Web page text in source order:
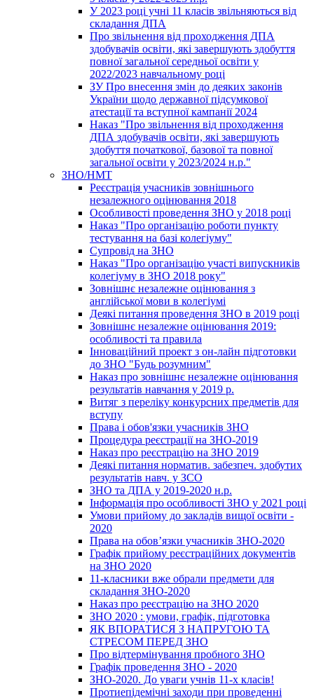
У 2023 році учні 11 класів звільняються від
складання ДПА
Про звільнення від проходження ДПА
здобувачів освіти, які завершують здобуття
повної загальної середньої освіти у
2022/2023 навчальному році
ЗУ Про внесення змін до деяких законів
України щодо державної підсумкової
атестації та вступної кампанії 2024
Наказ "Про звільнення від проходження
ДПА здобувачів освіти, які завершують
здобуття початкової, базової та повної
загальної освіти у 2023/2024 н.р."
ЗНО/НМТ
Реєстрація учасників зовнішнього
незалежного оцінювання 2018
Особливості проведення ЗНО у 2018 році
Наказ "Про організацію роботи пункту
тестування на базі колегіуму"
Супровід на ЗНО
Наказ "Про організацію участі випускників
колегіуму в ЗНО 2018 року"
Зовнішнє незалежне оцінювання з
англійської мови в колегіумі
Деякі питання проведення ЗНО в 2019 році
Зовнішнє незалежне оцінювання 2019:
особливості та правила
Інноваційний проект з он-лайн підготовки
до ЗНО "Будь розумним"
Наказ про зовнішнє незалежне оцінювання
результатів навчання у 2019 р.
Витяг з переліку конкурсних предметів для
вступу
Права і обов'язки учасників ЗНО
Процедура реєстрації на ЗНО-2019
Наказ про реєстрацію на ЗНО 2019
Деякі питання норматив. забезпеч. здобутих
результатів навч. у ЗСО
ЗНО та ДПА у 2019-2020 н.р.
Інформація про особливості ЗНО у 2021 році
Умови прийому до закладів вищої освіти -
2020
Права на обов’язки учасників ЗНО-2020
Графік прийому реєстраційних документів
на ЗНО 2020
11-класники вже обрали предмети для
складання ЗНО-2020
Наказ про реєстрацію на ЗНО 2020
ЗНО 2020 : умови, графік, підготовка
ЯК ВПОРАТИСЯ З НАПРУГОЮ ТА
СТРЕСОМ ПЕРЕД ЗНО
Про відтермінування пробного ЗНО
Графік проведення ЗНО - 2020
ЗНО-2020. До уваги учнів 11-х класів!
Протиепідемічні заходи при проведенні